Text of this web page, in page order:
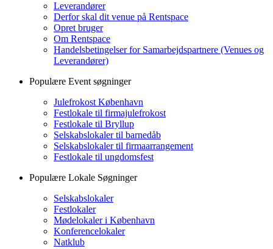
Leverandører
Derfor skal dit venue på Rentspace
Opret bruger
Om Rentspace
Handelsbetingelser for Samarbejdspartnere (Venues og
Leverandører)
Populære Event søgninger
Julefrokost København
Festlokale til firmajulefrokost
Festlokale til Bryllup
Selskabslokaler til barnedåb
Selskabslokaler til firmaarrangement
Festlokale til ungdomsfest
Populære Lokale Søgninger
Selskabslokaler
Festlokaler
Mødelokaler i København
Konferencelokaler
Natklub